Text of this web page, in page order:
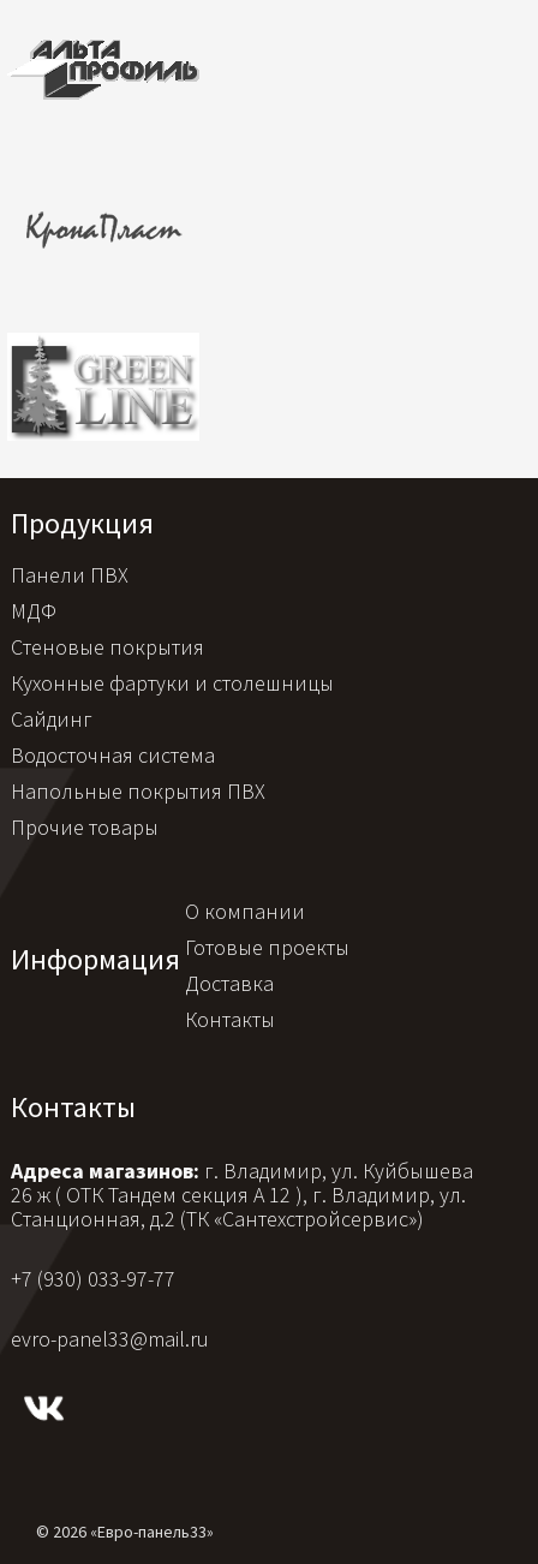
Продукция
Панели ПВХ
МДФ
Стеновые покрытия
Кухонные фартуки и столешницы
Сайдинг
Водосточная система
Напольные покрытия ПВХ
Прочие товары
Информация
О компании
Готовые проекты
Доставка
Контакты
Контакты
Адреса магазинов: г. Владимир, ул. Куйбышева
26 ж ( ОТК Тандем секция А 12 ), г. Владимир, ул.
Станционная, д.2 (ТК «Сантехстройсервис»)
+7 (930) 033-97-77
evro-panel33@mail.ru
© 2026 «Евро-панель33»